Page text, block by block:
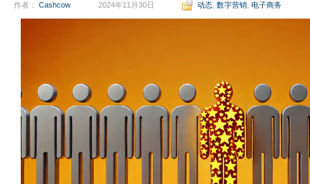
作者： Cashcow 2024年11月30日 动态 数字营销 电子商务